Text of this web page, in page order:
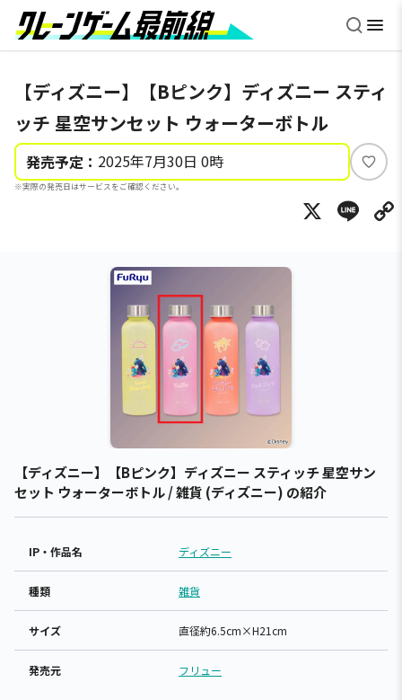
【ディズニー】【Bピンク】ディズニー スティ
ッチ 星空サンセット ウォーターボトル
発売予定： 2025年7月30日 0時
※実際の発売日はサービスをご確認ください。
い
ね
X
【ディズニー】【Bピンク】ディズニー スティッチ 星空サン
セット ウォーターボトル / 雑貨 (ディズニー) の紹介
IP・作品名 ディズニー
種類 雑貨
サイズ 直径約6.5cm×H21cm
発売元 フリュー